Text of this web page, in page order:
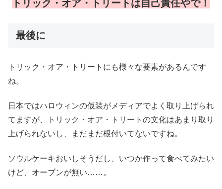
トリック・オア・トリートは自己責任やで！
最後に
トリック・オア・トリートにも様々な要素があるんです
ね。
日本ではハロウィンの仮装がメディアでよく取り上げられ
てますが、トリック・オア・トリートの文化はあまり取り
上げられないし、まだまだ根付いてないですね。
ソウルケーキおいしそうだし、いつか作って食べてみたい
けど、オーブンが無い……。